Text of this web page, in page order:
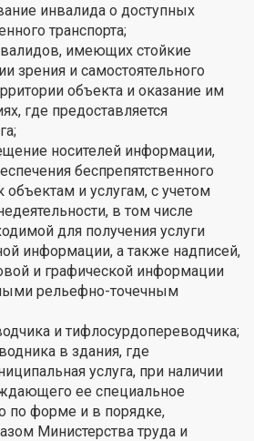
инвалида о доступных
транспорта;
имеющих стойкие
зрения и самостоятельного
объекта и оказание им
где предоставляется
носителей информации,
беспрепятственного
объектам и услугам, с учетом
в том числе
для получения услуги
информации, а также надписей,
и графической информации
рельефно-точечным
и тифлосурдопереводчика;
в здания, где
услуга, при наличии
ее специальное
по форме и в порядке,
Министерства труда и